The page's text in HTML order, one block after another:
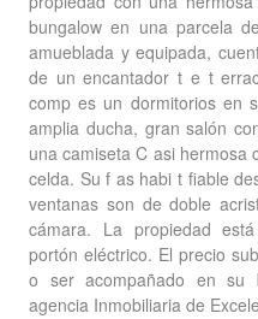
bungalow en una parcela
amueblada y equipada,
de un encantador t e t
comp es un dormitorios en
amplia ducha, gran salón
una camiseta C asi hermosa
celda. Su f as habi t fiable
ventanas son de doble
cámara. La propiedad
portón eléctrico. El precio
o ser acompañado en su
agencia Inmobiliaria de